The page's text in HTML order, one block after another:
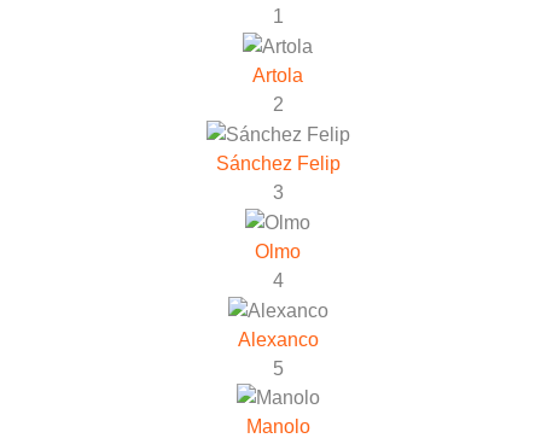
1
Artola
2
Sánchez Felip
3
Olmo
4
Alexanco
5
Manolo